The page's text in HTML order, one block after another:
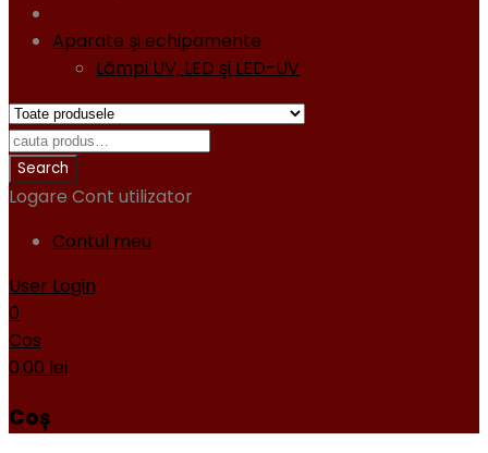
Aparate şi echipamente
Lămpi UV, LED şi LED-UV
Logare Cont utilizator
Contul meu
User Login
0
Cos
0,00 lei
Coș